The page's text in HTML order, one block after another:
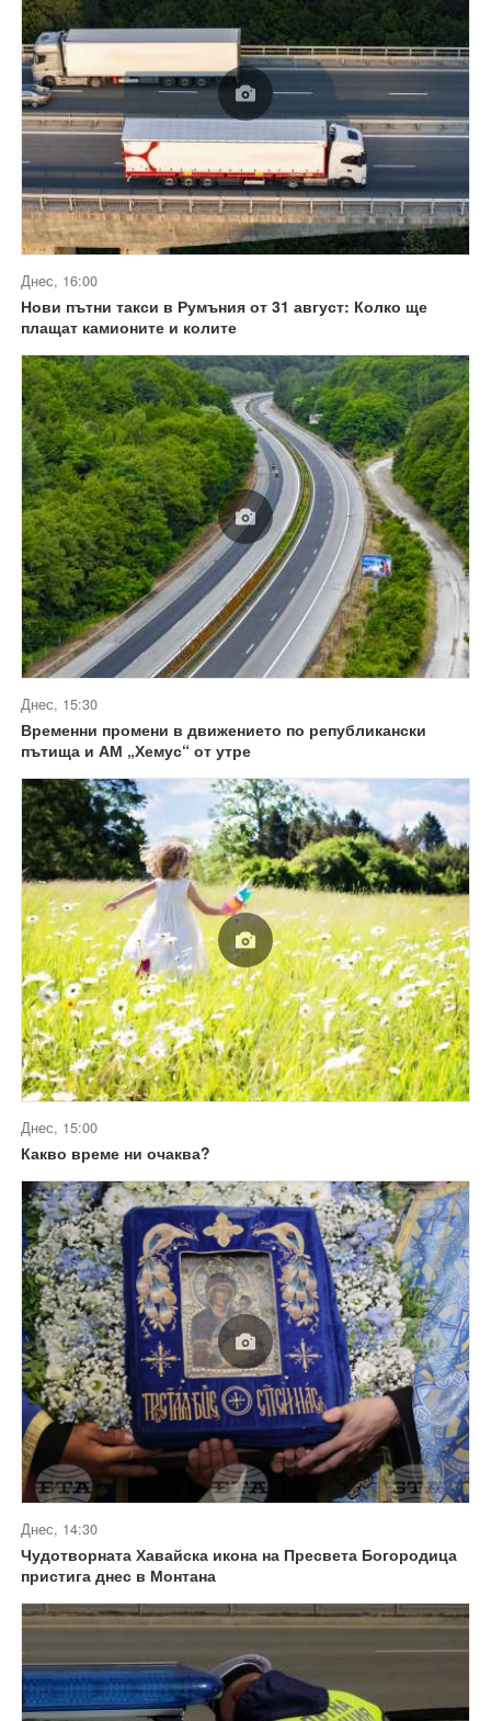
Днес, 16:00
Нови пътни такси в Румъния от 31 август: Колко ще
плащат камионите и колите
Днес, 15:30
Временни промени в движението по републикански
пътища и АМ „Хемус“ от утре
Днес, 15:00
Какво време ни очаква?
Днес, 14:30
Чудотворната Хавайска икона на Пресвета Богородица
пристига днес в Монтана